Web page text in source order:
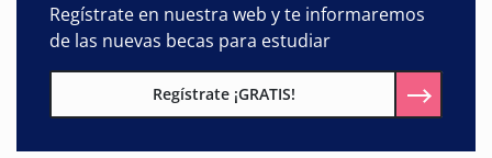
Regístrate en nuestra web y te informaremos
de las nuevas becas para estudiar
Regístrate ¡GRATIS!